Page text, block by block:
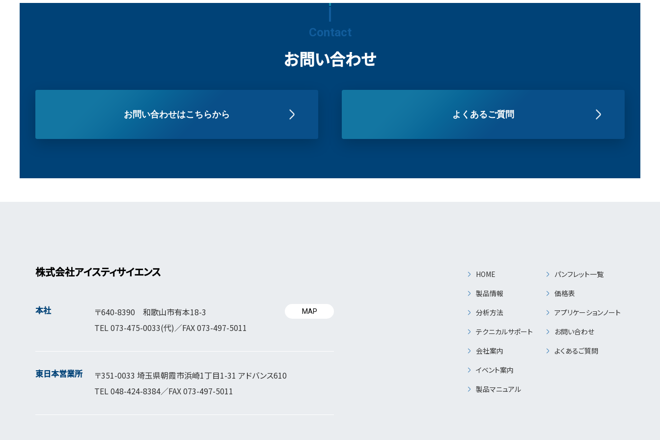
Contact
お問い合わせ
お問い合わせはこちらから よくあるご質問
株式会社アイスティサイエンス
本社
〒640-8390 和歌山市有本18-3
TEL073-475-0033(代)／FAX 073-497-5011
MAP
東日本営業所
〒351-0033 埼玉県朝霞市浜崎1丁目1-31 アドバンス610
TEL048-424-8384／FAX 073-497-5011
HOME
製品情報
分析方法
テクニカルサポート
会社案内
イベント案内
製品マニュアル
パンフレット一覧
価格表
アプリケーションノート
お問い合わせ
よくあるご質問